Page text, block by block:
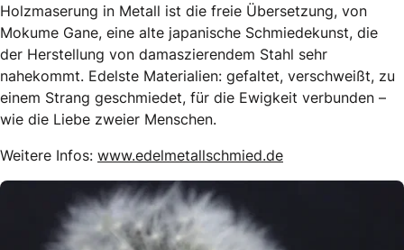
Holzmaserung in Metall ist die freie Übersetzung, von
Mokume Gane, eine alte japanische Schmiedekunst, die
der Herstellung von damaszierendem Stahl sehr
nahekommt. Edelste Materialien: gefaltet, verschweißt, zu
einem Strang geschmiedet, für die Ewigkeit verbunden –
wie die Liebe zweier Menschen.
Weitere Infos: www.edelmetallschmied.de